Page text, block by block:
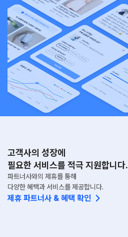
고객사의 성장에
필요한 서비스를 적극 지원합니다.
파트너사와의 제휴를 통해
다양한 혜택과 서비스를 제공합니다.
제휴 파트너사 & 혜택 확인